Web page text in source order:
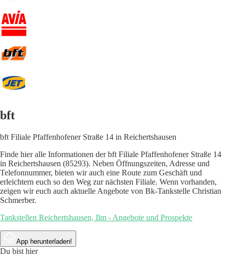
bft
bft Filiale Pfaffenhofener Straße 14 in Reichertshausen
Finde hier alle Informationen der bft Filiale Pfaffenhofener Straße 14
in Reichertshausen (85293). Neben Öffnungszeiten, Adresse und
Telefonnummer, bieten wir auch eine Route zum Geschäft und
erleichtern euch so den Weg zur nächsten Filiale. Wenn vorhanden,
zeigen wir euch auch aktuelle Angebote von Bk-Tankstelle Christian
Schmerber.
Tankstellen Reichertshausen, Ilm - Angebote und Prospekte
App herunterladen!
Du bist hier